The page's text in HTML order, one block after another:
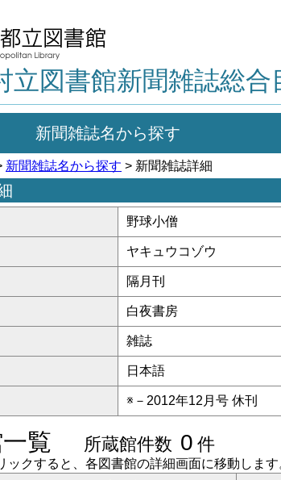
立図書館新聞雑誌総合
新聞雑誌名から探す
新聞雑誌名から探す > 新聞雑誌詳細
野球小僧
ヤキュウコゾウ
隔月刊
白夜書房
雑誌
日本語
※－2012年12月号 休刊
覧 所蔵館件数 0 件
ックすると、各図書館の詳細画面に移動します